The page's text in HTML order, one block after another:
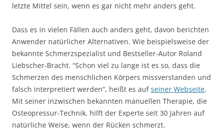
letzte Mittel sein, wenn es gar nicht mehr anders geht.
Dass es in vielen Fällen auch anders geht, davon berichten
Anwender natürlicher Alternativen. Wie beispielsweise der
bekannte Schmerzspezialist und Bestseller-Autor Roland
Liebscher-Bracht. “Schon viel zu lange ist es so, dass die
Schmerzen des menschlichen Körpers missverstanden und
falsch interpretiert werden“, heißt es aufseiner Webseite.
Mit seiner inzwischen bekannten manuellen Therapie, die
Osteopressur-Technik, hilft der Experte seit 30 Jahren auf
natürliche Weise, wenn der Rücken schmerzt.